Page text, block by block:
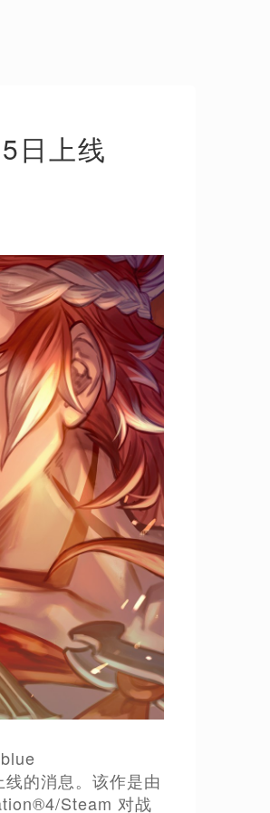
日上线
的消息。该作是由
Steam 对战